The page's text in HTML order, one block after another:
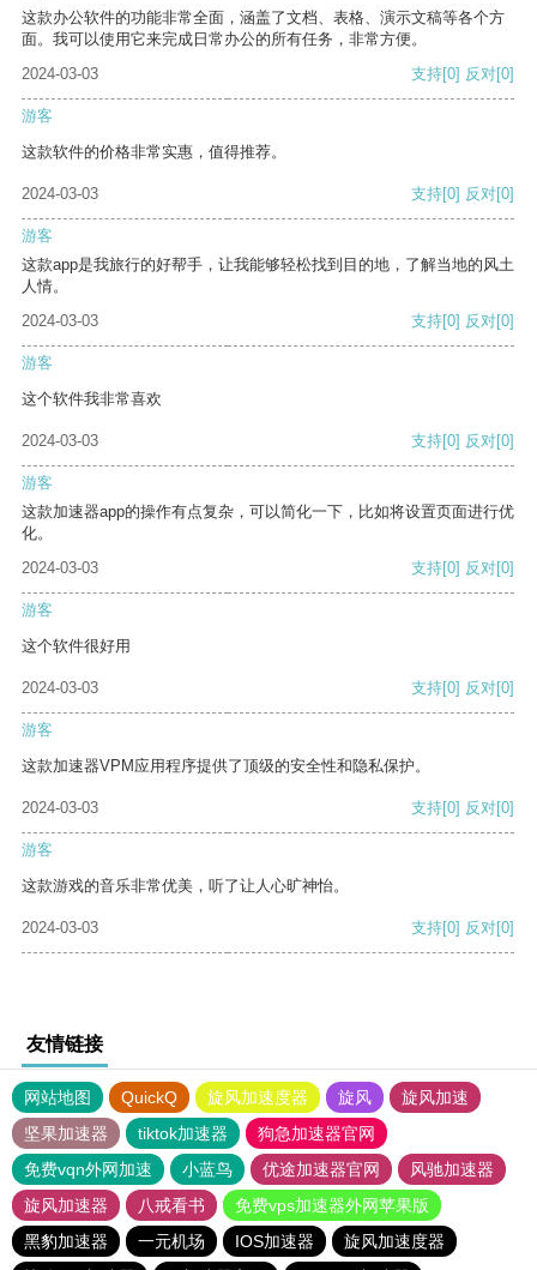
这款办公软件的功能非常全面，涵盖了文档、表格、演示文稿等各个方
面。我可以使用它来完成日常办公的所有任务，非常方便。
2024-03-03
支持[0] 反对[0]
游客
这款软件的价格非常实惠，值得推荐。
2024-03-03 支持[0] 反对[0]
游客
这款app是我旅行的好帮手，让我能够轻松找到目的地，了解当地的风土
人情。
2024-03-03
支持[0] 反对[0]
游客
这个软件我非常喜欢
2024-03-03 支持[0] 反对[0]
游客
这款加速器app的操作有点复杂，可以简化一下，比如将设置页面进行优
化。
2024-03-03
支持[0] 反对[0]
游客
这个软件很好用
2024-03-03 支持[0] 反对[0]
游客
这款加速器VPM应用程序提供了顶级的安全性和隐私保护。
2024-03-03 支持[0] 反对[0]
游客
这款游戏的音乐非常优美，听了让人心旷神怡。
2024-03-03 支持[0] 反对[0]
友情链接
网站地图 QuickQ 旋风加速度器 旋风
旋风加速
坚果加速器
tiktok加速器
狗急加速器官网
免费vqn外网加速
小蓝鸟 优途加速器官网
风驰加速器
旋风加速器
八戒看书
免费vps加速器外网苹果版
黑豹加速器
一元机场 IOS加速器
旋风加速度器